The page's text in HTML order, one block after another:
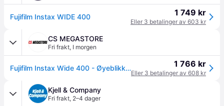
Fujifilm Instax WIDE 400 1 749 kr
Eller 3 betalinger av 603 kr
CS MEGASTORE
Fri frakt, I morgen
Fujifilm Instax Wide 400 - Øyeblikkskamera - linse: 95 mm - instax WIDE grønn 1 766 kr
Eller 3 betalinger av 608 kr
Kjell & Company
Fri frakt, 2–4 dager